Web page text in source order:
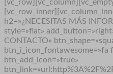
h2=»¿NECESITAS MÁS
style=»flat»
CONTACTO»
btn_i_icon_fontawesome=»fa
btn_add_icon=»true»